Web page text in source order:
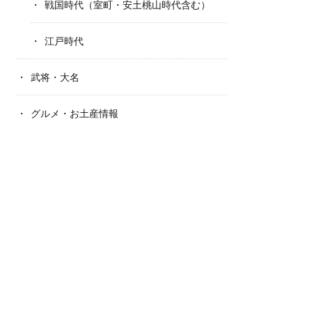
戦国時代（室町・安土桃山時代含む）
江戸時代
武将・大名
グルメ・お土産情報